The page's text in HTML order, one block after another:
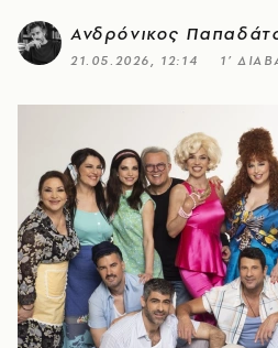
Ανδρόνικος
21.05.2026, 12:14 1’